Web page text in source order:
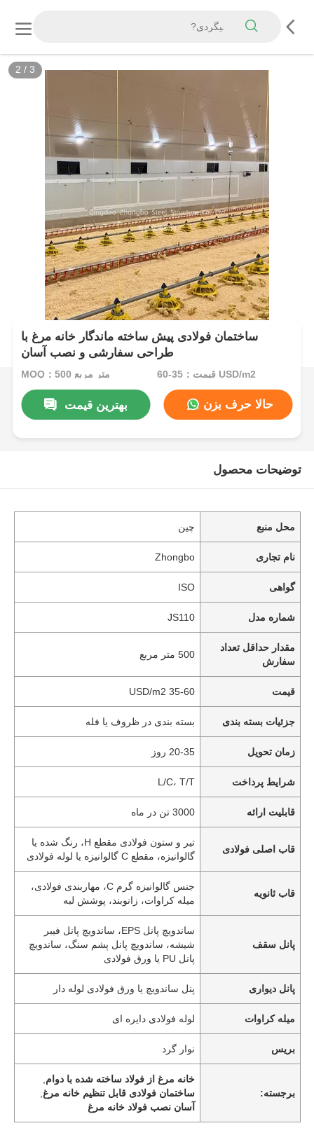
2 / 3
ساختمان فولادی پیش ساخته ماندگار خانه مرغ با
طراحی سفارشی و نصب آسان
MOQ：500 متر مربع قیمت：35-60 USD/m2
بهترین قیمت حالا حرف بزن
توضیحات محصول
محل منبع چین
نام تجاری Zhongbo
گواهی ISO
شماره مدل JS110
مقدار حداقل تعداد
سفارش
500 متر مربع
قیمت 35-60 USD/m2
جزئیات بسته بندی بسته بندی در ظروف یا فله
زمان تحویل 20-35 روز
شرایط پرداخت L/C، T/T
قابلیت ارائه 3000 تن در ماه
قاب اصلی فولادی
تیر و ستون فولادی مقطع H، رنگ شده یا
گالوانیزه، مقطع C گالوانیزه یا لوله فولادی
قاب ثانویه
جنس گالوانیزه گرم C، مهاربندی فولادی،
میله کراوات، زانوبند، پوشش لبه
پانل سقف
ساندویچ پانل EPS، ساندویچ پانل فیبر
شیشه، ساندویچ پانل پشم سنگ، ساندویچ
پانل PU یا ورق فولادی
پانل دیواری پنل ساندویچ یا ورق فولادی لوله دار
میله کراوات لوله فولادی دایره ای
بریس نوار گرد
برجسته:
خانه مرغ از فولاد ساخته شده با دوام
ساختمان فولادی قابل تنظیم خانه مرغ
آسان نصب فولاد خانه مرغ